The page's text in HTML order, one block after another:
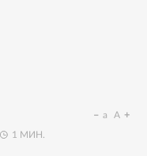
1 МИН.
a A